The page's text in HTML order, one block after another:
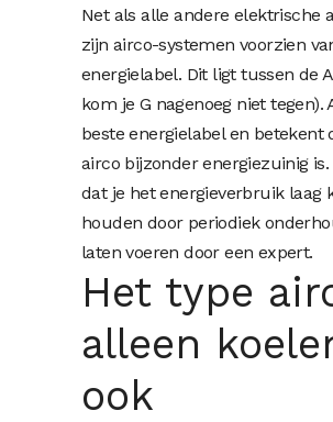
Net als alle andere elektrische
zijn airco-systemen voorzien
energielabel. Dit ligt tussen de
kom je G nagenoeg niet tegen).
beste energielabel en betekent
airco bijzonder energiezuinig
dat je het energieverbruik laag
houden door periodiek
laten voeren door een expert.
Het type
alleen
ook